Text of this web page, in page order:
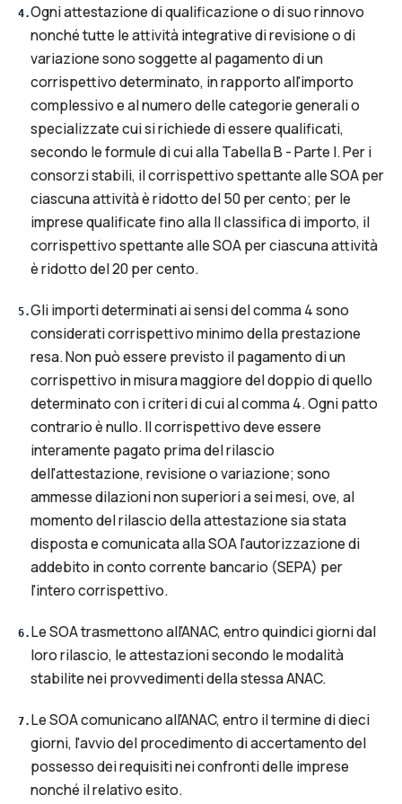
4.Ogni attestazione di qualificazione o di suo rinnovo
nonché tutte le attività integrative di revisione o di
variazione sono soggette al pagamento di un
corrispettivo determinato, in rapporto all'importo
complessivo e al numero delle categorie generali o
specializzate cui si richiede di essere qualificati,
secondo le formule di cui alla Tabella B - Parte I. Per i
consorzi stabili, il corrispettivo spettante alle SOA per
ciascuna attività è ridotto del 50 per cento; per le
imprese qualificate fino alla II classifica di importo, il
corrispettivo spettante alle SOA per ciascuna attività
è ridotto del 20 per cento.
5.Gli importi determinati ai sensi del comma 4 sono
considerati corrispettivo minimo della prestazione
resa. Non può essere previsto il pagamento di un
corrispettivo in misura maggiore del doppio di quello
determinato con i criteri di cui al comma 4. Ogni patto
contrario è nullo. Il corrispettivo deve essere
interamente pagato prima del rilascio
dell'attestazione, revisione o variazione; sono
ammesse dilazioni non superiori a sei mesi, ove, al
momento del rilascio della attestazione sia stata
disposta e comunicata alla SOA l'autorizzazione di
addebito in conto corrente bancario (SEPA) per
l'intero corrispettivo.
6. Le SOA trasmettono all'ANAC, entro quindici giorni dal
loro rilascio, le attestazioni secondo le modalità
stabilite nei provvedimenti della stessa ANAC.
7. Le SOA comunicano all'ANAC, entro il termine di dieci
giorni, l'avvio del procedimento di accertamento del
possesso dei requisiti nei confronti delle imprese
nonché il relativo esito.